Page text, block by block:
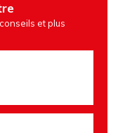
et plus